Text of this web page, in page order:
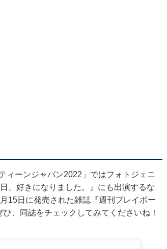
ィーンジャパン2022」ではフォトジェニ
、好きになりました。』にも出演するな
15日に発売された雑誌『週刊プレイボー
、同誌をチェックしてみてくださいね！